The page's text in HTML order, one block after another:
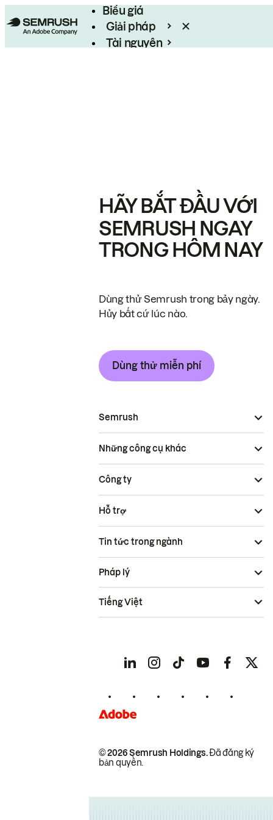
Biểu giá
Giải pháp
Tài nguyên
HÃY BẮT ĐẦU VỚI
SEMRUSH NGAY
TRONG HÔM NAY
Dùng thử Semrush trong bảy ngày.
Hủy bất cứ lúc nào.
Dùng thử miễn phí
Semrush
Những công cụ khác
Công ty
Hỗ trợ
Tin tức trong ngành
© 2026 Semrush Holdings.Đã đăng ký
bản quyền.
Pháp lý
Tiếng Việt